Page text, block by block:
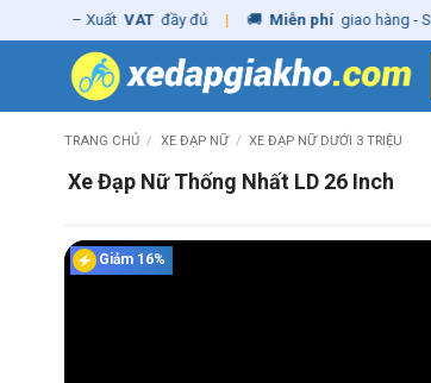
to
VAT đầy đủ | 🚚 Miễn phí giao hàng - Sửa Chữa
TRANG CHỦ / XE ĐẠP NỮ / XE ĐẠP NỮ DƯỚI 3 TRIỆU
Xe Đạp Nữ Thống Nhất LD 26 Inch
Giảm 16%